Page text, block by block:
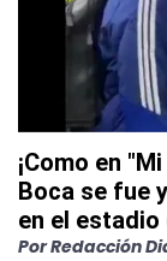
¡Como en
Boca se fue
en el estadio
PorRedacción